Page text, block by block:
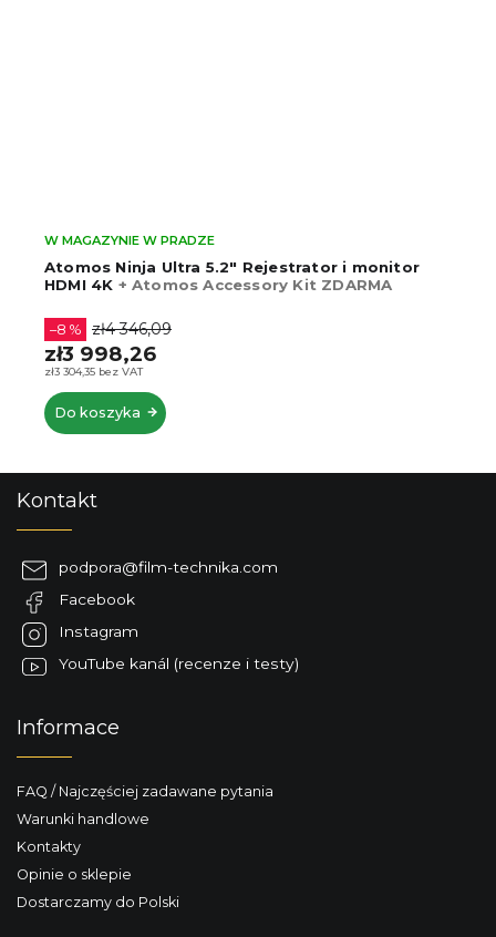
Atomos Ninja Ultra 5.2" Rejestrator i monitor
HDMI 4K + Atomos Accessory Kit ZDARMA
W MAGAZYNIE W PRADZE
zł3 304,35 bez VAT
–8 % zł4 346,09
zł3 998,26
Do koszyka
Kontakt
podpora@film-technika.com
Facebook
Instagram
YouTube kanál (recenze i testy)
Informace
FAQ / Najczęściej zadawane pytania
Warunki handlowe
Kontakty
Opinie o sklepie
Dostarczamy do Polski